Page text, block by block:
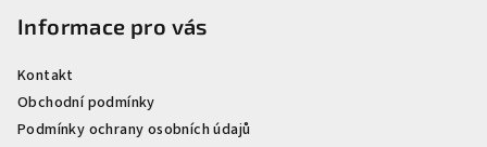
Informace pro vás
Kontakt
Obchodní podmínky
Podmínky ochrany osobních údajů